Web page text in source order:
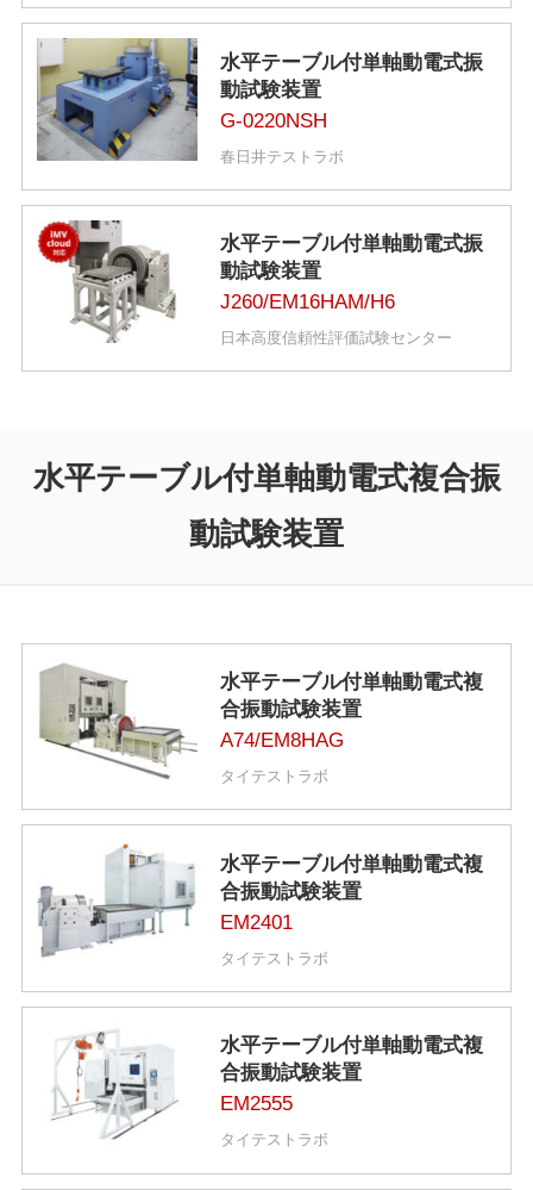
水平テーブル付単軸動電式振
動試験装置
G-0220NSH
春日井テストラボ
水平テーブル付単軸動電式振
動試験装置
J260/EM16HAM/H6
日本高度信頼性評価試験センター
水平テーブル付単軸動電式複合振
動試験装置
水平テーブル付単軸動電式複
合振動試験装置
A74/EM8HAG
タイテストラボ
水平テーブル付単軸動電式複
合振動試験装置
EM2401
タイテストラボ
水平テーブル付単軸動電式複
合振動試験装置
EM2555
タイテストラボ